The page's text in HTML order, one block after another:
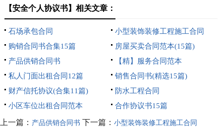
【安全个人协议书】相关文章：
石场承包合同
小型装饰装修工程施工合同
购销合同书合集15篇
房屋买卖合同范本(15篇)
产品供销合同书
【精】服务合同范本
私人门面出租合同12篇
销售合同书(精选15篇)
财产信托协议(合集11篇)
防水工程合同
小区车位出租合同范本
合作协议书15篇
上一篇： 产品供销合同书 下一篇： 小型装饰装修工程施工合同